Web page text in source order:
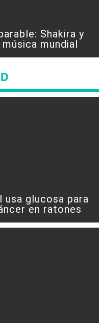
Shakira y
mundial
usa glucosa para
en ratones